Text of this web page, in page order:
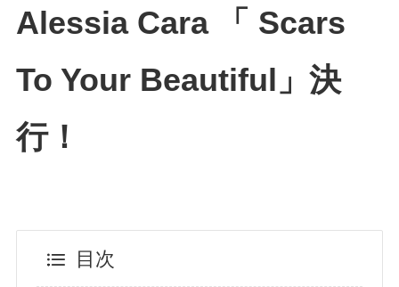
Alessia Cara 「 Scars
To Your Beautiful」決
行！
目次